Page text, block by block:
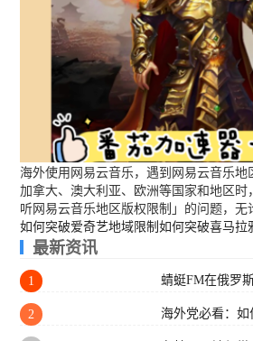
海外使用网易云音乐，遇到网易云音乐
加拿大、澳大利亚、欧洲等国家和地区
听网易云音乐地区版权限制」的问题，
如何突破爱奇艺地域限制 如何突破喜马拉
最新资讯
1 蜻蜓FM在俄罗
2 海外党必看：